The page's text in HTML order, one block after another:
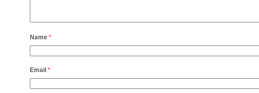
Name *
Email *